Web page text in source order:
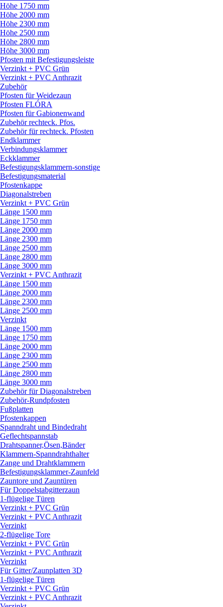
Höhe 1750 mm
Höhe 2000 mm
Höhe 2300 mm
Höhe 2500 mm
Höhe 2800 mm
Höhe 3000 mm
Pfosten mit Befestigungsleiste
Verzinkt + PVC Grün
Verzinkt + PVC Anthrazit
Zubehör
Pfosten für Weidezaun
Pfosten FLÓRA
Pfosten für Gabionenwand
Zubehör rechteck. Pfos.
Zubehör für rechteck. Pfosten
Endklammer
Verbindungsklammer
Eckklammer
Befestigungsklammern-sonstige
Befestigungsmaterial
Pfostenkappe
Diagonalstreben
Verzinkt + PVC Grün
Länge 1500 mm
Länge 1750 mm
Länge 2000 mm
Länge 2300 mm
Länge 2500 mm
Länge 2800 mm
Länge 3000 mm
Verzinkt + PVC Anthrazit
Länge 1500 mm
Länge 2000 mm
Länge 2300 mm
Länge 2500 mm
Verzinkt
Länge 1500 mm
Länge 1750 mm
Länge 2000 mm
Länge 2300 mm
Länge 2500 mm
Länge 2800 mm
Länge 3000 mm
Zubehör für Diagonalstreben
Zubehör-Rundpfosten
Fußplatten
Pfostenkappen
Spanndraht und Bindedraht
Geflechtspannstab
Drahtspanner,Ösen,Bänder
Klammern-Spanndrahthalter
Zange und Drahtklammern
Befestigungsklammer-Zaunfeld
Zauntore und Zauntüren
Für Doppelstabgitterzaun
1-flügelige Türen
Verzinkt + PVC Grün
Verzinkt + PVC Anthrazit
Verzinkt
2-flügelige Tore
Verzinkt + PVC Grün
Verzinkt + PVC Anthrazit
Verzinkt
Für Gitter/Zaunplatten 3D
1-flügelige Türen
Verzinkt + PVC Grün
Verzinkt + PVC Anthrazit